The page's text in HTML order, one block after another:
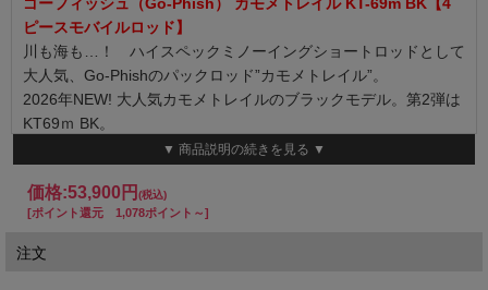
ピースモバイルロッド】
川も海も…！ ハイスペックミノーイングショートロッドとして
大人気、Go-Phishのパックロッド”カモメトレイル”。
2026年NEW! 大人気カモメトレイルのブラックモデル。第2弾は
KT69ｍ BK。
しばらくの間完売していました69mですがそれもそのはず、ショ
青物やライトジギング、そして根魚やジグマダイととても幅広く
お使いいただいています。
「おおよその釣りに誘われても持っていればとにかく安心」とい
▼ 商品説明の続きを見る ▼
価格:53,900円 (税込)
[ポイント還元 1,078ポイント～]
注文